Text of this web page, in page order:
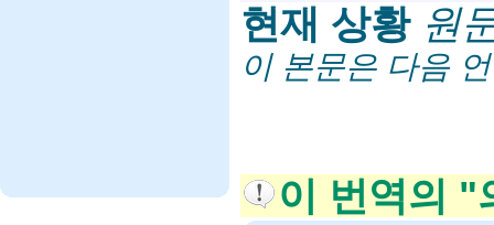
현재 상황‎ 원
이 본문은 다음
이 번역의 "